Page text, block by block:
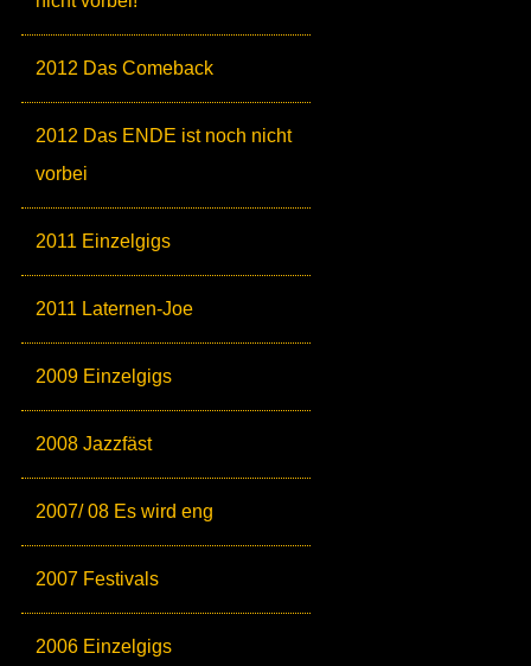
2012 Das Comeback
2012 Das ENDE ist noch nicht
vorbei
2011 Einzelgigs
2011 Laternen-Joe
2009 Einzelgigs
2008 Jazzfäst
2007/ 08 Es wird eng
2007 Festivals
2006 Einzelgigs